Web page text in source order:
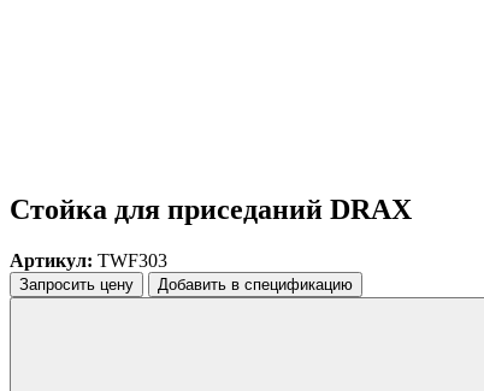
Стойка для приседаний DRAX
Артикул: TWF303
Запросить цену Добавить в спецификацию